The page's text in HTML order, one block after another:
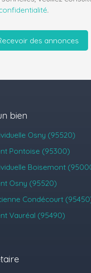
.
des annonces
bien
Osny (95520)
Pontoise (95300)
Boisemont
Osny (95520)
Condécourt
Vauréal (95490)